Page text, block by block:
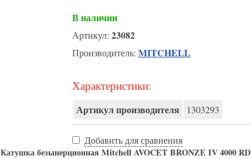
В наличии
Артикул: 23082
Производитель: MITCHELL
Характеристики:
Артикул производителя 1303293
Добавить для сравнения
Катушка безынерционная Mitchell AVOCET BRONZE IV 4000 RD